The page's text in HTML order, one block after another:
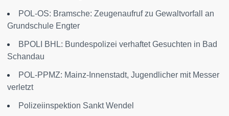
POL-OS: Bramsche: Zeugenaufruf zu Gewaltvorfall an
Grundschule Engter
BPOLI BHL: Bundespolizei verhaftet Gesuchten in Bad
Schandau
POL-PPMZ: Mainz-Innenstadt, Jugendlicher mit Messer
verletzt
Polizeiinspektion Sankt Wendel